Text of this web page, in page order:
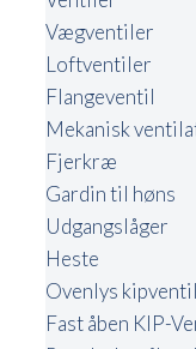
Vægventiler
Loftventiler
Flangeventil
Mekanisk
Fjerkræ
Gardin til høns
Udgangslåger
Heste
Ovenlys
Fast åben KIP-